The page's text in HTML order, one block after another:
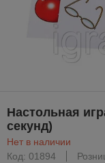
Настольная
секунд)
Нет в наличии
Код: 01894